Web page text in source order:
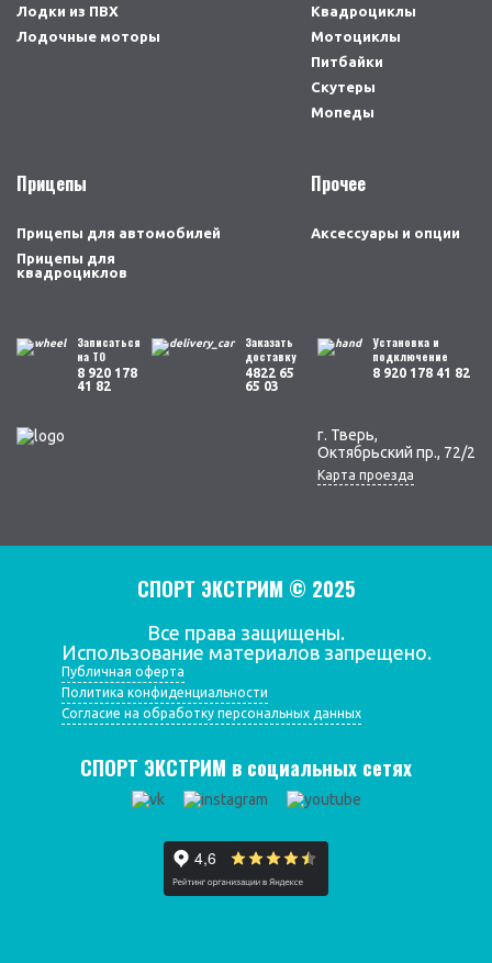
Лодки из ПВХ
Лодочные моторы
Квадроциклы
Мотоциклы
Питбайки
Скутеры
Мопеды
Прицепы
Прицепы для автомобилей
Прицепы для
квадроциклов
Прочее
Аксессуары и опции
Записаться
на ТО
8 920 178
41 82
Заказать
доставку
4822 65
65 03
Установка и
подключение
8 920 178 41 82
г. Тверь,
Октябрьский пр., 72/2
Карта проезда
СПОРТ ЭКСТРИМ © 2025
Все права защищены.
Использование материалов запрещено.
Публичная оферта
Политика конфиденциальности
Согласие на обработку персональных данных
СПОРТ ЭКСТРИМ в социальных сетях